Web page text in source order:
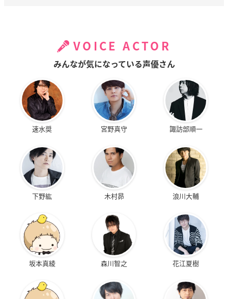
VOICE ACTOR
みんなが気になっている声優さん
速水奨 宮野真守 諏訪部順一
下野紘 木村昴 浪川大輔
坂本真綾 森川智之 花江夏樹